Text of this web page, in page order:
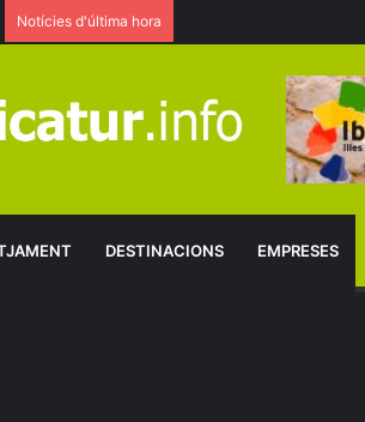
Notícies d'última hora
DESTINACIONS EMPRESES